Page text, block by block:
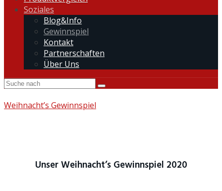
Soziales
Blog&Info
Gewinnspiel
Kontakt
Partnerschaften
Über Uns
Weihnacht’s Gewinnspiel
Unser Weihnacht’s Gewinnspiel 2020